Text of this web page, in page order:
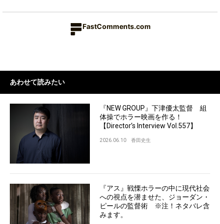
FastComments.com
あわせて読みたい
『NEW GROUP』下津優太監督 組
体操でホラー映画を作る！
【Director’s Interview Vol.557】
2026.06.10 香田史生
『アス』戦慄ホラーの中に現代社会
への視点を潜ませた、ジョーダン・
ピールの監督術 ※注！ネタバレ含
みます。